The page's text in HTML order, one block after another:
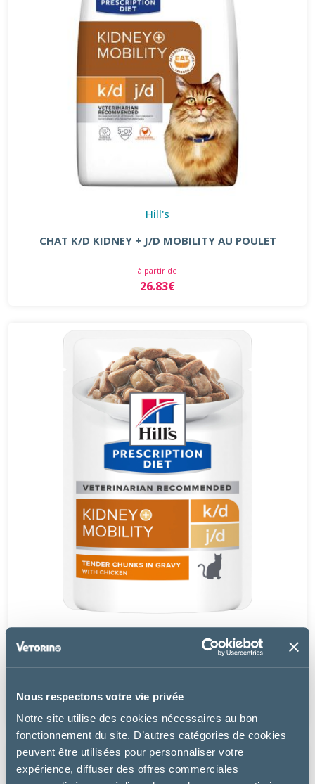
Nous respectons votre vie privée
Notre site utilise des cookies nécessaires au bon
fonctionnement du site. D’autres catégories de cookies
peuvent être utilisées pour personnaliser votre
expérience, diffuser des offres commerciales
Hill's
CHAT K/D KIDNEY + J/D MOBILITY AU POULET
à partir de
26.83€
CHAT K/D KIDNEY + J/D MOBILITY AU POULET EN
20.49 €